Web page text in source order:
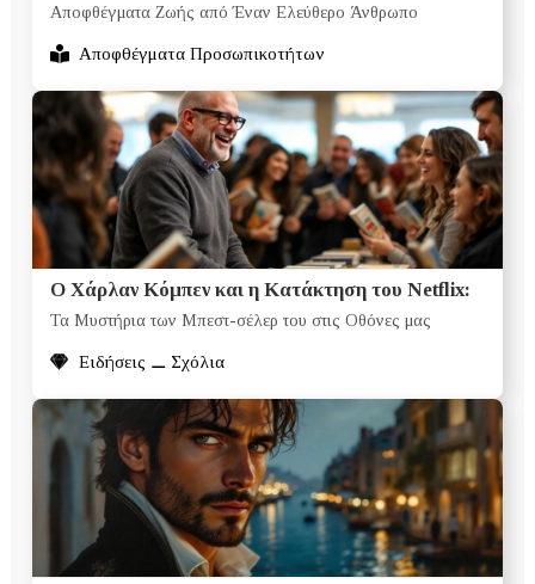
Αποφθέγματα Ζωής από Έναν Ελεύθερο Άνθρωπο
Αποφθέγματα Προσωπικοτήτων
Ο Χάρλαν Κόμπεν και η Κατάκτηση του Netflix:
Τα Μυστήρια των Μπεστ-σέλερ του στις Οθόνες μας
Ειδήσεις ⚊ Σχόλια